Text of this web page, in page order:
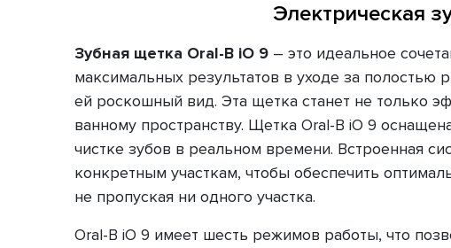
Электрическая
Зубная щетка Oral-B iO 9 – это идеальное
максимальных результатов в уходе за полостью
ей роскошный вид. Эта щетка станет не только
ванному пространству. Щетка Oral-B iO 9
чистке зубов в реальном времени. Встроенная
конкретным участкам, чтобы обеспечить
не пропуская ни одного участка.
Oral-B iO 9 имеет шесть режимов работы, что